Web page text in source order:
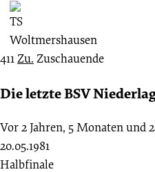
411Zu. Zuschauende
Die letzte BSV
Vor 2 Jahren, 5 Monaten und
20.05.1981
Halbfinale